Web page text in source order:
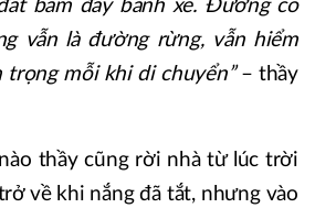
bám đầy bánh xe. Đường có
vẫn là đường rừng, vẫn hiểm
trọng mỗi khi di chuyển”– thầy
thầy cũng rời nhà từ lúc trời
về khi nắng đã tắt, nhưng vào